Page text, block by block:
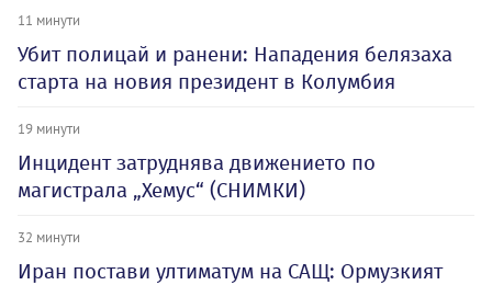
11 минути
Убит полицай и ранени: Нападения белязаха
старта на новия президент в Колумбия
19 минути
Инцидент затруднява движението по
магистрала „Хемус“ (СНИМКИ)
32 минути
Иран постави ултиматум на САЩ: Ормузкият